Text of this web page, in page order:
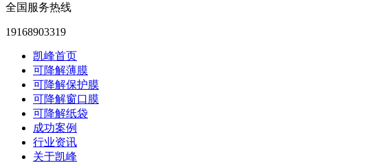
全国服务热线
19168903319
凯峰首页
可降解薄膜
可降解保护膜
可降解窗口膜
可降解纸袋
成功案例
行业资讯
关于凯峰